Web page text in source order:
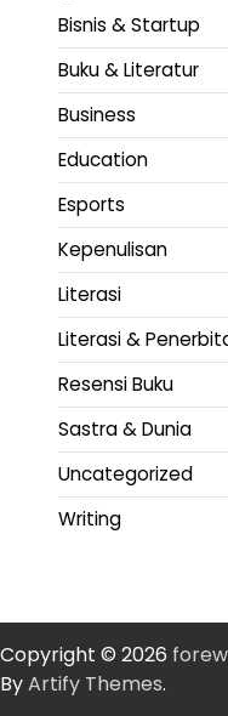
Bisnis & Startup
Buku & Literatur
Business
Education
Esports
Kepenulisan
Literasi
Literasi &
Resensi Buku
Sastra & Dunia
Uncategorized
Writing
Copyright © 2026
ByArtify Themes.